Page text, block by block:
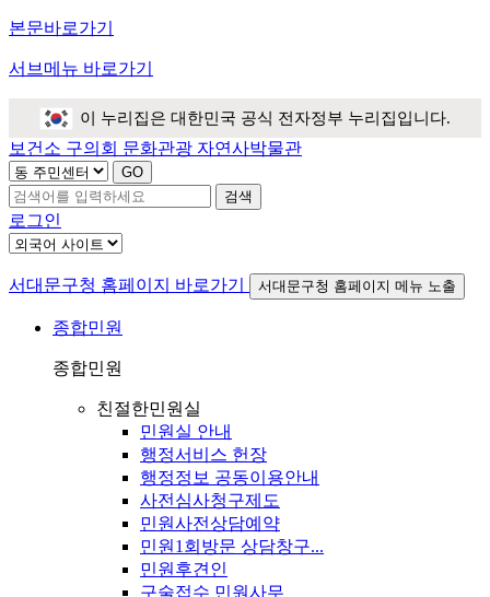
본문바로가기
서브메뉴 바로가기
이 누리집은 대한민국 공식 전자정부 누리집입니다.
보건소 구의회 문화관광 자연사박물관
검색
로그인
서대문구청 홈페이지 바로가기 서대문구청 홈페이지 메뉴 노출
종합민원
종합민원
친절한민원실
민원실 안내
행정서비스 헌장
행정정보 공동이용안내
사전심사청구제도
민원사전상담예약
민원1회방문 상담창구...
민원후견인
구술접수 민원사무